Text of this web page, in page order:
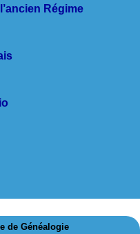
Régime
de Généalogie